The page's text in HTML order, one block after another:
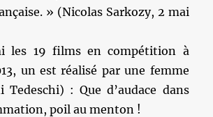
» (Nicolas Sarkozy, 2 mai
les 19 films en compétition à
un est réalisé par une femme
Tedeschi) : Que d’audace dans
poil au menton !